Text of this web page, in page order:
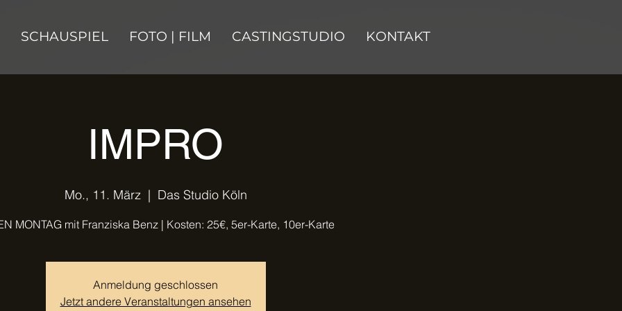
SCHAUSPIEL FOTO | FILM CASTINGSTUDIO KONTAKT
IMPRO
Mo., 11. März
  |
Das Studio Köln
MONTAG mit Franziska Benz | Kosten: 25€, 5er-Karte, 10er-Karte
Anmeldung geschlossen
Jetzt andere Veranstaltungen ansehen